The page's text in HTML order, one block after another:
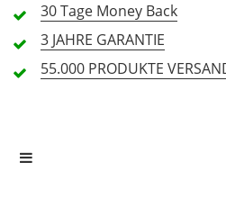
Alle
In deiner Sprache gibt es noch
30 Tage Money Back
3 JAHRE GARANTIE
55.000 PRODUKTE